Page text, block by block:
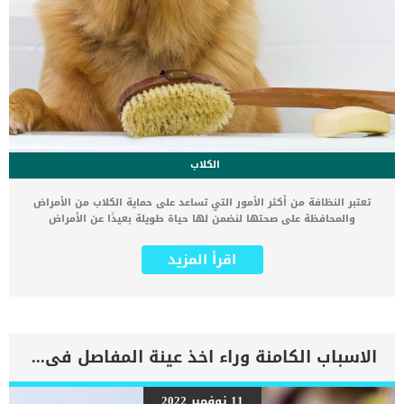
الكلاب
تعتبر النظافة من أكثر الأمور التي تساعد على حماية الكلاب من الأمراض
والمحافظة على صحتها لنضمن لها حياة طويلة بعيدًا عن الأمراض
بتنظيف الكلب من وقت لآخر لمنع انتشار الجراثيم والأمراض وتطهيره من
الطفيليات والبكتيريا التي تكون عالقة به، والنظافة تساعد الكلب أيضًا على
الطبيب البيطري بشأن الشامبو والبلسم المناسب في تنظيف الكلاب، فلا
يمكننا استخدام الشامبو العادي في تنظيف الكلاب نظرًا لاختلاف سمك
جلدها عن جلد الإنسان الذي يتميز بكونه رقيق وغير سميك. لذلك ينبغي
استخدام أنواع جيدة من الشامبو على أن تكون ذات تأثير فعال على جلد
اقرأ المزيد
الاسباب الكامنة وراء اخذ عينة المفاصل فى القطط